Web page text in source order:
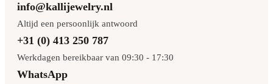
info@kallijewelry.nl
Altijd een persoonlijk antwoord
+31 (0) 413 250 787
Werkdagen bereikbaar van 09:30 - 17:30
WhatsApp